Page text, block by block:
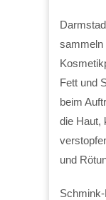
sammeln
Fett und
beim
die Haut,
und